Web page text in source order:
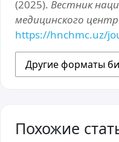
(2025). Вестник
медицинского
https://hnchmc.uz/
Другие форматы
Похожие